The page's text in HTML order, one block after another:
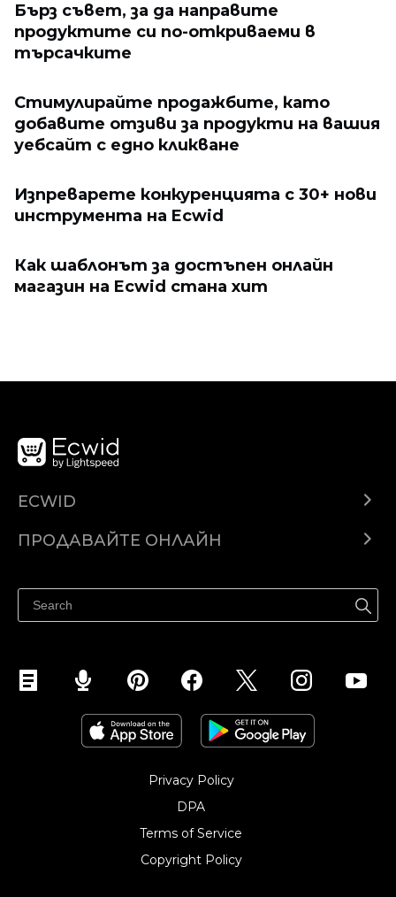
Бърз съвет, за да направите
продуктите си по-откриваеми в
търсачките
Стимулирайте продажбите, като
добавите отзиви за продукти на вашия
уебсайт с едно кликване
Изпреварете конкуренцията с 30+ нови
инструмента на Ecwid
Как шаблонът за достъпен онлайн
магазин на Ecwid стана хит
ECWID
Помощен център
ПРОДАВАЙТЕ ОНЛАЙН
Продавайте във Facebook
Продавайте в Instagram
Privacy Policy
DPA
Terms of Service
Copyright Policy‎